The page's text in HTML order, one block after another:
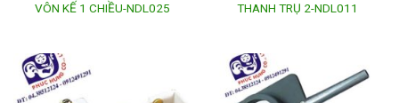
VÔN KẾ 1 CHIỀU-NDL025 THANH TRỤ 2-NDL011